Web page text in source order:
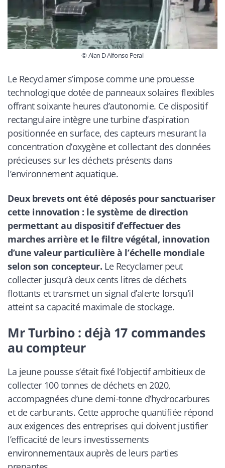
© Alan D Alfonso Peral
Le Recyclamer s’impose comme une prouesse
technologique dotée de panneaux solaires flexibles
offrant soixante heures d’autonomie. Ce dispositif
rectangulaire intègre une turbine d’aspiration
positionnée en surface, des capteurs mesurant la
concentration d’oxygène et collectant des données
précieuses sur les déchets présents dans
l’environnement aquatique.
Deux brevets ont été déposés pour sanctuariser
cette innovation : le système de direction
permettant au dispositif d’effectuer des
marches arrière et le filtre végétal, innovation
d’une valeur particulière à l’échelle mondiale
selon son concepteur. Le Recyclamer peut
collecter jusqu’à deux cents litres de déchets
flottants et transmet un signal d’alerte lorsqu’il
atteint sa capacité maximale de stockage.
Mr Turbino : déjà 17 commandes
au compteur
La jeune pousse s’était fixé l’objectif ambitieux de
collecter 100 tonnes de déchets en 2020,
accompagnées d’une demi-tonne d’hydrocarbures
et de carburants. Cette approche quantifiée répond
aux exigences des entreprises qui doivent justifier
l’efficacité de leurs investissements
environnementaux auprès de leurs parties